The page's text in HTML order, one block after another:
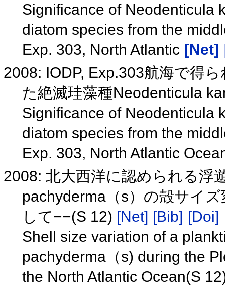
Significance of Neodenticula
diatom species from the
Exp. 303, North Atlantic [Net]
2008: IODP, Exp.303航海で得
た絶滅珪藻種Neodenticula
Significance of Neodenticula
diatom species from the
Exp. 303, North Atlantic
2008: 北大西洋に認められる浮
pachyderma（s）の殻サイ
して−−(S 12) [Net] [Bib] [Doi]
Shell size variation of a
pachyderma（s) during the
the North Atlantic Ocean(S